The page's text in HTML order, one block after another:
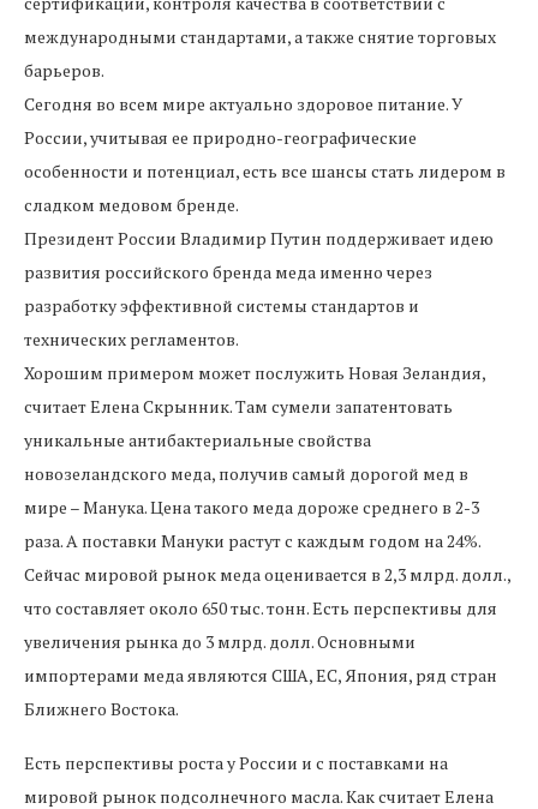
международными стандартами, а также снятие торговых
барьеров.
Сегодня во всем мире актуально здоровое питание. У
России, учитывая ее природно-географические
особенности и потенциал, есть все шансы стать лидером в
сладком медовом бренде.
Президент России Владимир Путин поддерживает идею
развития российского бренда меда именно через
разработку эффективной системы стандартов и
технических регламентов.
Хорошим примером может послужить Новая Зеландия,
считает Елена Скрынник. Там сумели запатентовать
уникальные антибактериальные свойства
новозеландского меда, получив самый дорогой мед в
мире – Манука. Цена такого меда дороже среднего в 2-3
раза. А поставки Мануки растут с каждым годом на 24%.
Сейчас мировой рынок меда оценивается в 2,3 млрд. долл.,
что составляет около 650 тыс. тонн. Есть перспективы для
увеличения рынка до 3 млрд. долл. Основными
импортерами меда являются США, ЕС, Япония, ряд стран
Ближнего Востока.
Есть перспективы роста у России и с поставками на
мировой рынок подсолнечного масла. Как считает Елена